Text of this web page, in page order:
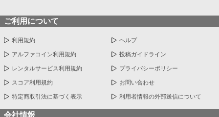
ご利用について
利用規約 ヘルプ
アルファコイン利用規約 投稿ガイドライン
レンタルサービス利用規約 プライバシーポリシー
スコア利用規約 お問い合わせ
特定商取引法に基づく表示 利用者情報の外部送信について
会社情報